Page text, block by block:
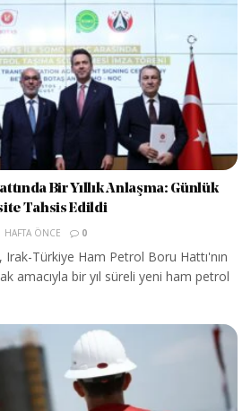
Bir Yıllık Anlaşma: Günlük
Tahsis Edildi
HAFTA ÖNCE 0
Irak-Türkiye Ham Petrol Boru Hattı'nın
amacıyla bir yıl süreli yeni ham petrol